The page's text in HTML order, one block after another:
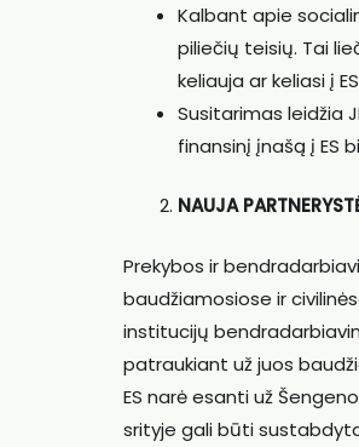
Kalbant apie
piliečių teisių. Tai
keliauja ar keliasi į
Susitarimas leidžia
finansinį įnašą į ES
NAUJA
Prekybos ir
baudžiamosiose ir
institucijų
patraukiant už juos
ES narė esanti už
srityje gali būti